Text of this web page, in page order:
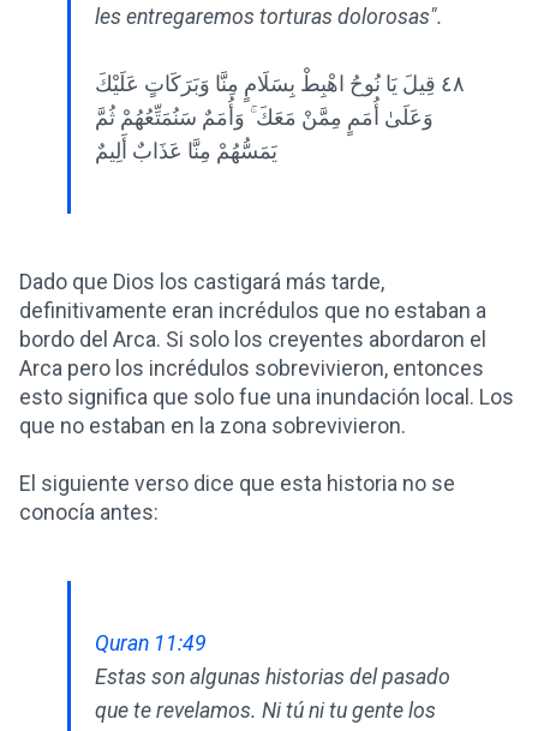
les entregaremos torturas dolorosas".
٤٨ قِيلَ يَا نُوحُ اهْبِطْ بِسَلَامٍ مِنَّا وَبَرَكَاتٍ عَلَيْكَ
وَعَلَىٰ أُمَمٍ مِمَّنْ مَعَكَ ۚ وَأُمَمٌ سَنُمَتِّعُهُمْ ثُمَّ
يَمَسُّهُمْ مِنَّا عَذَابٌ أَلِيمٌ
Dado que Dios los castigará más tarde,
definitivamente eran incrédulos que no estaban a
bordo del Arca. Si solo los creyentes abordaron el
Arca pero los incrédulos sobrevivieron, entonces
esto significa que solo fue una inundación local. Los
que no estaban en la zona sobrevivieron.
El siguiente verso dice que esta historia no se
conocía antes:
Quran 11:49
Estas son algunas historias del pasado
que te revelamos. Ni tú ni tu gente los